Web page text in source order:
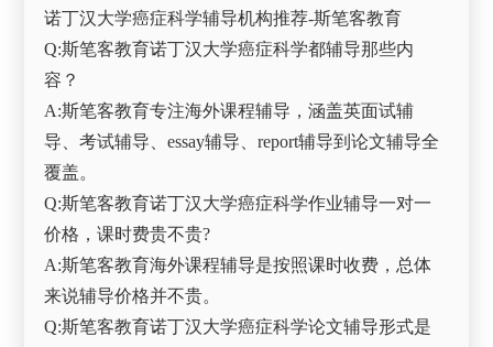
诺丁汉大学癌症科学辅导机构推荐-斯笔客教育
Q:斯笔客教育诺丁汉大学癌症科学都辅导那些内
容？
A:斯笔客教育专注海外课程辅导，涵盖英面试辅
导、考试辅导、essay辅导、report辅导到论文辅导全
覆盖。
Q:斯笔客教育诺丁汉大学癌症科学作业辅导一对一
价格，课时费贵不贵?
A:斯笔客教育海外课程辅导是按照课时收费，总体
来说辅导价格并不贵。
Q:斯笔客教育诺丁汉大学癌症科学论文辅导形式是